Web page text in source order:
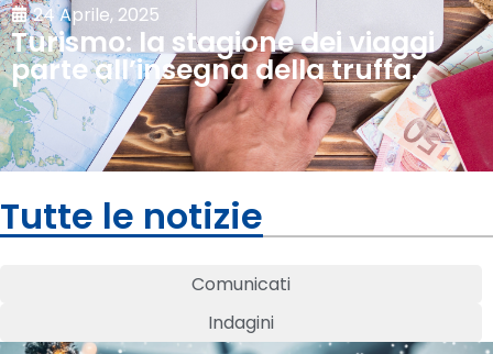
24 Aprile, 2025
Turismo: la stagione dei viaggi
parte all’insegna della truffa.
Tutte le notizie
Comunicati
Indagini